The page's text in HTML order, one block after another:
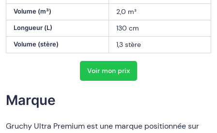
Volume (m³) 2,0 m³
Longueur (L) 130 cm
Volume (stère) 1,3 stère
Voir mon prix
Marque
Gruchy Ultra Premium est une marque positionnée sur